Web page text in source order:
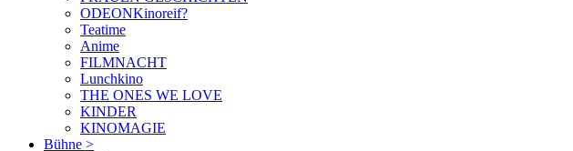
ODEONKinoreif?
Teatime
Anime
FILMNACHT
Lunchkino
THE ONES WE LOVE
KINDER
KINOMAGIE
Bühne >